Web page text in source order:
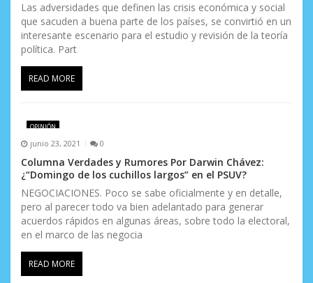
Las adversidades que definen las crisis económica y social
que sacuden a buena parte de los países, se convirtió en un
interesante escenario para el estudio y revisión de la teoría
política. Part
READ MORE
OPINIÓN
junio 23, 2021 0
Columna Verdades y Rumores Por Darwin Chávez:
¿“Domingo de los cuchillos largos” en el PSUV?
NEGOCIACIONES. Poco se sabe oficialmente y en detalle,
pero al parecer todo va bien adelantado para generar
acuerdos rápidos en algunas áreas, sobre todo la electoral,
en el marco de las negocia
READ MORE